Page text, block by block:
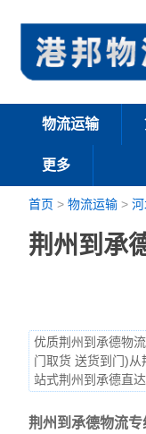
物流运输
更多
首页 >物流运输 >
荆州到承
优质荆州到承德物
门取货 送货到门)
站式荆州到承德直
荆州到承德物流专